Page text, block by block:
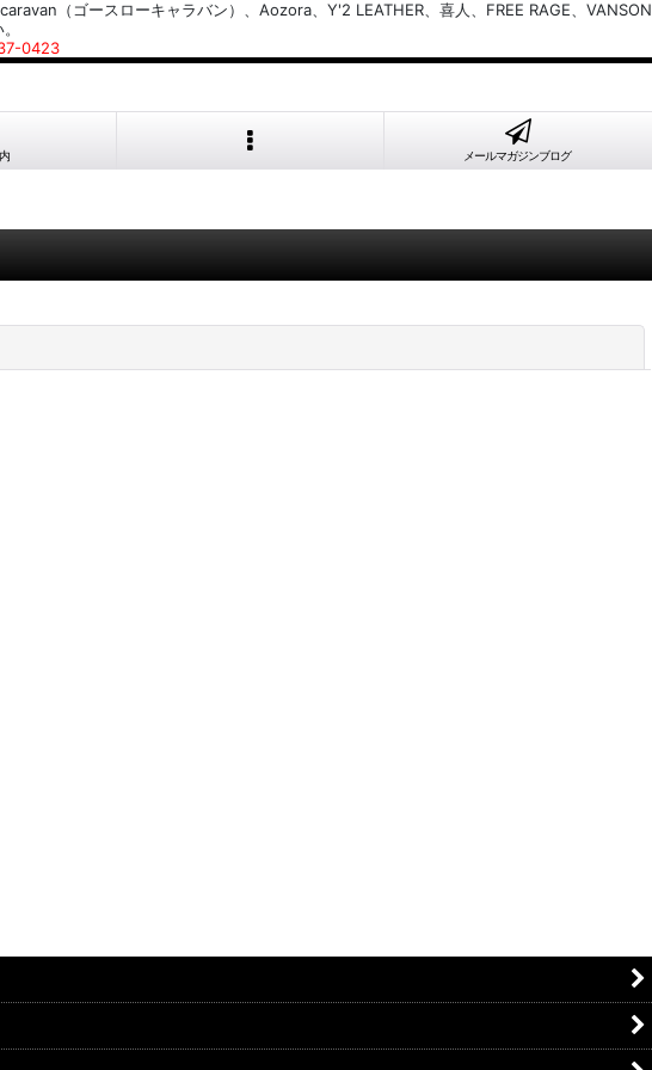
（ゴースローキャラバン）、Aozora、Y'2 LEATHER、喜人、FREE RAGE、VANSON
0423
メールマガジンブログ